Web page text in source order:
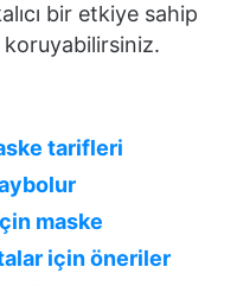
bir etkiye sahip
tarifleri
maske
için öneriler